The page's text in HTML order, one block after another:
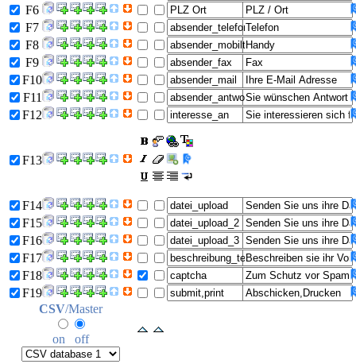
F6
F7
F8
F9
F10
F11
F12
F13
F14
F15
F16
F17
F18
F19
CSV/Master
on off